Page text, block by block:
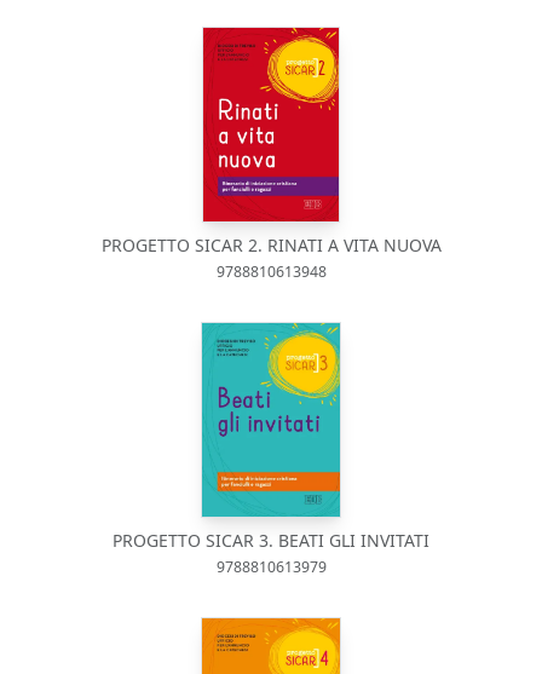
PROGETTO SICAR 2. RINATI A VITA NUOVA
9788810613948
PROGETTO SICAR 3. BEATI GLI INVITATI
9788810613979